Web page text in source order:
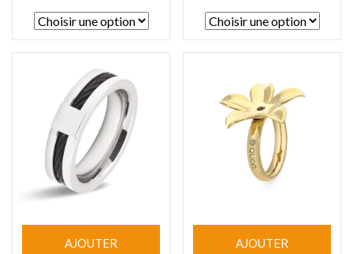
AJOUTER AJOUTER